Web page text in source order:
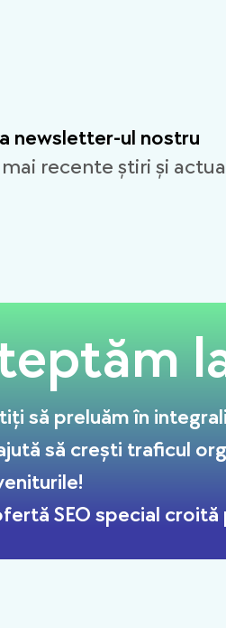
newsletter-ul nostru
recente știri și
să preluăm în
să crești traficul
SEO special